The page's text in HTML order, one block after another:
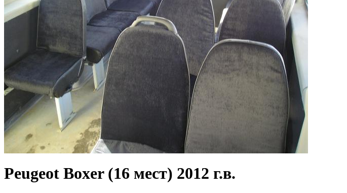
Peugeot Boxer (16 мест) 2012 г.в.